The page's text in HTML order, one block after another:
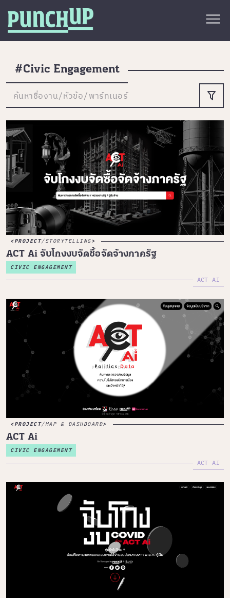
Skip to content
menu
close
Service
Project
Article
ลับด้านบน
#Civic Engagement
PROJECT/STORYTELLING
ACT Ai จับโกงงบจัดซื้อจัดจ้างภาครัฐ
CIVIC ENGAGEMENT
ACT AI
PROJECT/MAP & DASHBOARD
ACT Ai
CIVIC ENGAGEMENT
ACT AI
ค้นหาชื่องาน/หัวข้อ/พาร์ทเนอร์